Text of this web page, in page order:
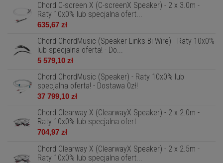
Chord C-screen X (C-screenX Speaker) - 2 x 3.0m -
Raty 10x0% lub specjalna ofert...
635,67 zł
Chord ChordMusic (Speaker Links Bi-Wire) - Raty 10x0%
lub specjalna oferta! - Do...
5 579,10 zł
Chord ChordMusic (Speaker) - Raty 10x0% lub
specjalna oferta! - Dostawa 0zł!
37 799,10 zł
Chord Clearway X (ClearwayX Speaker) - 2 x 2.0m -
Raty 10x0% lub specjalna ofert...
704,97 zł
Chord Clearway X (ClearwayX Speaker) - 2 x 2.5m -
Raty 10x0% lub specjalna ofert...